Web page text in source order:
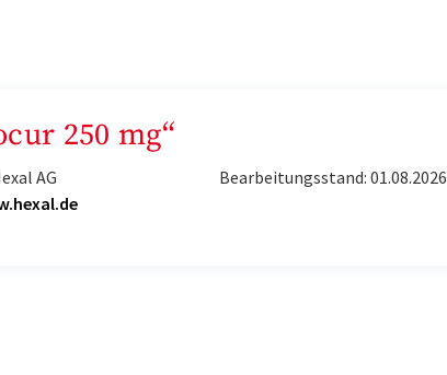
250 mg“
AG
Bearbeitungsstand: 01.08.2026